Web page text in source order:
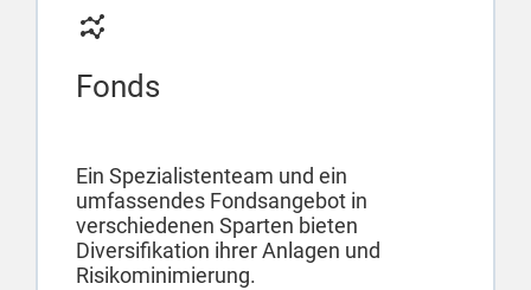
Fonds
Ein Spezialistenteam und ein
umfassendes Fondsangebot in
verschiedenen Sparten bieten
Diversifikation ihrer Anlagen und
Risikominimierung.